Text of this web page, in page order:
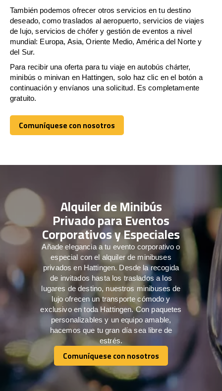
También podemos ofrecer otros servicios en tu destino
deseado, como traslados al aeropuerto, servicios de viajes
de lujo, servicios de chófer y gestión de eventos a nivel
mundial: Europa, Asia, Oriente Medio, América del Norte y
del Sur.
Para recibir una oferta para tu viaje en autobús chárter,
minibús o minivan en Hattingen, solo haz clic en el botón a
continuación y envíanos una solicitud. Es completamente
gratuito.
Comuníquese con nosotros
Comuníquese con nosotros
Alquiler de Minibús
Privado para Eventos
Corporativos y Especiales
Añade elegancia a tu evento corporativo o
especial con el alquiler de minibuses
privados en Hattingen. Desde la recogida
de invitados hasta los traslados a los
lugares de destino, nuestros minibuses de
lujo ofrecen un transporte cómodo y
exclusivo en toda Hattingen. Con paquetes
personalizables y un equipo amable,
hacemos que tu gran día sea libre de
estrés.
Comuníquese con nosotros
Comuníquese con nosotros